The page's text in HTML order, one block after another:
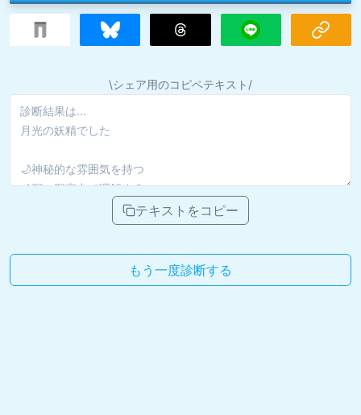
\シェア用のコピペテキスト/
テキストをコピー
もう一度診断する